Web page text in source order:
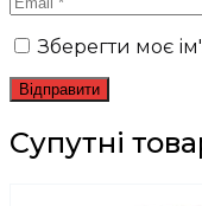
Зберегти моє
Супутні